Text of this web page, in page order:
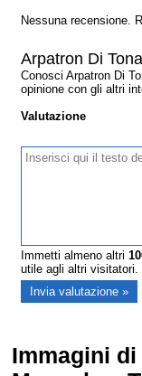
Nessuna recensione.
Arpatron Di
Conosci Arpatron Di
opinione con gli altri
Valutazione
Immetti almeno altri
utile agli altri visitatori.
Immagini di